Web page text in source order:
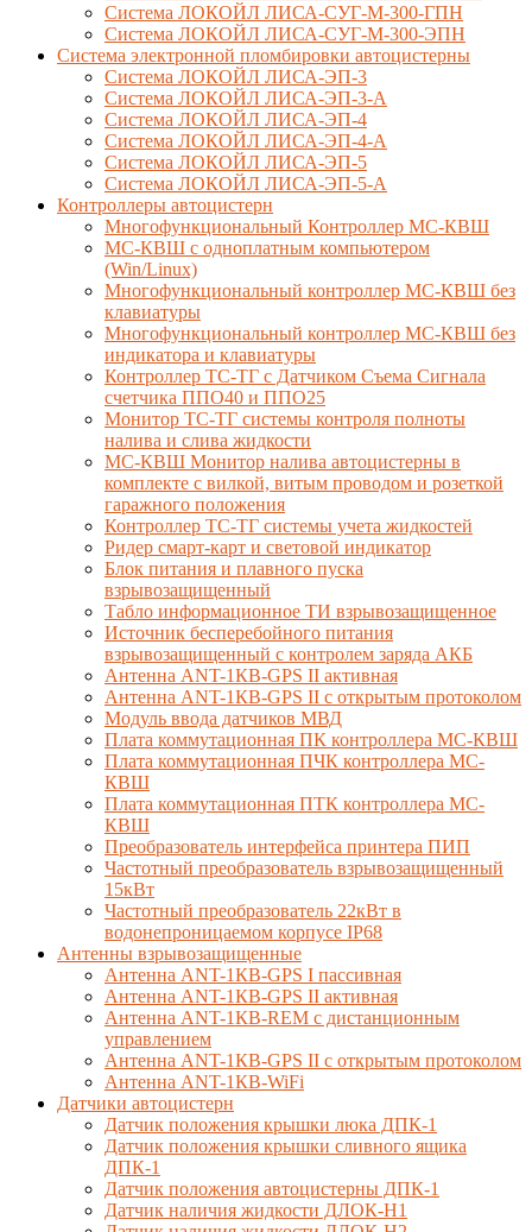
Система ЛОКОЙЛ ЛИСА-СУГ-М-300-ГПН
Система ЛОКОЙЛ ЛИСА-СУГ-М-300-ЭПН
Система электронной пломбировки автоцистерны
Система ЛОКОЙЛ ЛИСА-ЭП-3
Система ЛОКОЙЛ ЛИСА-ЭП-3-А
Система ЛОКОЙЛ ЛИСА-ЭП-4
Система ЛОКОЙЛ ЛИСА-ЭП-4-А
Система ЛОКОЙЛ ЛИСА-ЭП-5
Система ЛОКОЙЛ ЛИСА-ЭП-5-А
Контроллеры автоцистерн
Многофункциональный Контроллер МС-КВШ
МС-КВШ с одноплатным компьютером
(Win/Linux)
Многофункциональный контроллер МС-КВШ без
клавиатуры
Многофункциональный контроллер МС-КВШ без
индикатора и клавиатуры
Контроллер ТС-ТГ с Датчиком Съема Сигнала
счетчика ППО40 и ППО25
Монитор ТС-ТГ системы контроля полноты
налива и слива жидкости
МС-КВШ Монитор налива автоцистерны в
комплекте с вилкой, витым проводом и розеткой
гаражного положения
Контроллер ТС-ТГ системы учета жидкостей
Ридер смарт-карт и световой индикатор
Блок питания и плавного пуска
взрывозащищенный
Табло информационное ТИ взрывозащищенное
Источник бесперебойного питания
взрывозащищенный с контролем заряда АКБ
Антенна ANT-1КВ-GPS II активная
Антенна ANT-1КВ-GPS II с открытым протоколом
Модуль ввода датчиков МВД
Плата коммутационная ПК контроллера МС-КВШ
Плата коммутационная ПЧК контроллера МС-
КВШ
Плата коммутационная ПТК контроллера МС-
КВШ
Преобразователь интерфейса принтера ПИП
Частотный преобразователь взрывозащищенный
15кВт
Частотный преобразователь 22кВт в
водонепроницаемом корпусе IP68
Антенны взрывозащищенные
Антенна ANT-1КВ-GPS I пассивная
Антенна ANT-1КВ-GPS II активная
Антенна ANT-1КВ-REM c дистанционным
управлением
Антенна ANT-1КВ-GPS II с открытым протоколом
Антенна ANT-1КВ-WiFi
Датчики автоцистерн
Датчик положения крышки люка ДПК-1
Датчик положения крышки сливного ящика
ДПК-1
Датчик положения автоцистерны ДПК-1
Датчик наличия жидкости ДЛОК-Н1